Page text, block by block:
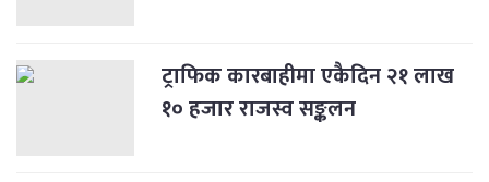
ट्राफिक कारबाहीमा एकैदिन २१ लाख
१० हजार राजस्व सङ्कलन